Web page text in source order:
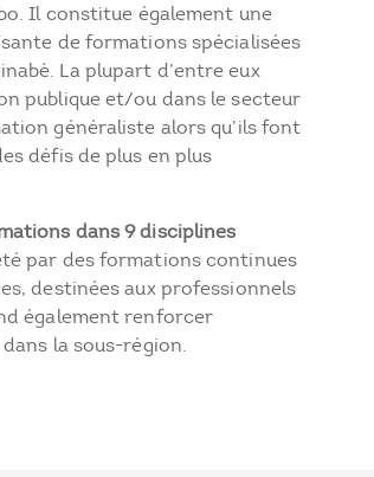
Il constitue également une
de formations spécialisées
La plupart d’entre eux
publique et/ou dans le secteur
généraliste alors qu’ils font
défis de plus en plus
dans 9 disciplines
par des formations continues
destinées aux professionnels
également renforcer
la sous-région.